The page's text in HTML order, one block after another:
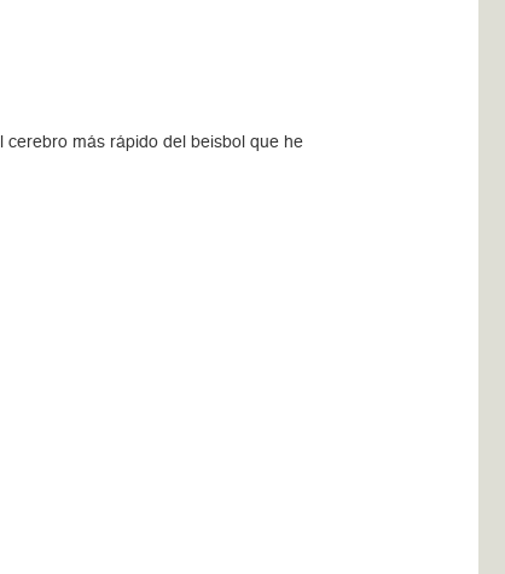
más rápido del beisbol que he